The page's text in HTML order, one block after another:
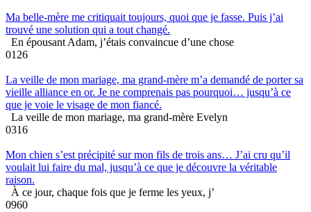
Ma belle-mère me critiquait toujours, quoi que je fasse. Puis j’ai
trouvé une solution qui a tout changé.
En épousant Adam, j’étais convaincue d’une chose
0126
La veille de mon mariage, ma grand-mère m’a demandé de porter sa
vieille alliance en or. Je ne comprenais pas pourquoi… jusqu’à ce
que je voie le visage de mon fiancé.
La veille de mon mariage, ma grand-mère Evelyn
0316
Mon chien s’est précipité sur mon fils de trois ans… J’ai cru qu’il
voulait lui faire du mal, jusqu’à ce que je découvre la véritable
raison.
À ce jour, chaque fois que je ferme les yeux, j’
0960